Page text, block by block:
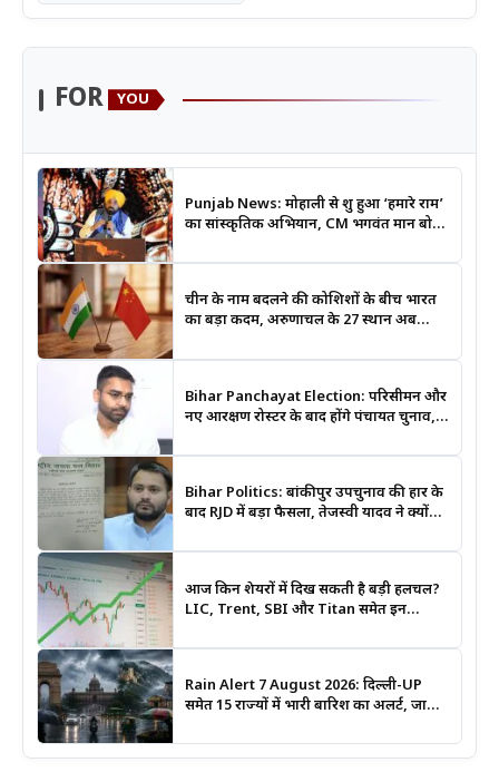
FOR YOU
Punjab News: मोहाली से शुरू हुआ ‘हमारे राम’
का सांस्कृतिक अभियान, CM भगवंत मान बोले-
चीन के नाम बदलने की कोशिशों के बीच भारत
का बड़ा कदम, अरुणाचल के 27 स्थान अब
Bihar Panchayat Election: परिसीमन और
नए आरक्षण रोस्टर के बाद होंगे पंचायत चुनाव,
Bihar Politics: बांकीपुर उपचुनाव की हार के
बाद RJD में बड़ा फैसला, तेजस्वी यादव ने क्यों
आज किन शेयरों में दिख सकती है बड़ी हलचल?
LIC, Trent, SBI और Titan समेत इन
Rain Alert 7 August 2026: दिल्ली-UP
समेत 15 राज्यों में भारी बारिश का अलर्ट, जानिए